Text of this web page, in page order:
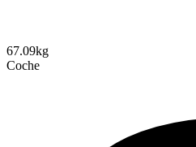
67.09kg
Coche